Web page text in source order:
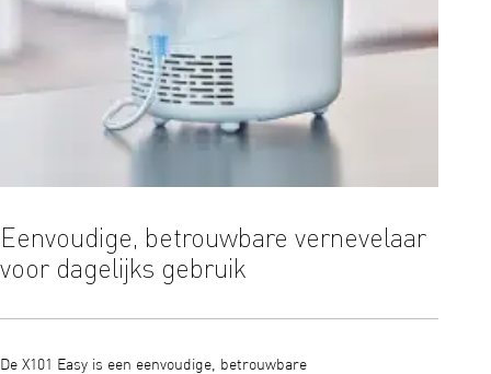
Eenvoudige, betrouwbare vernevelaar
voor dagelijks gebruik
De X101 Easy is een eenvoudige, betrouwbare